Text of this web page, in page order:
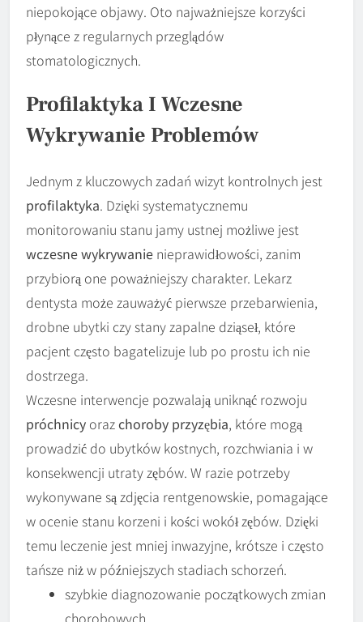
niepokojące objawy. Oto najważniejsze korzyści
płynące z regularnych przeglądów
stomatologicznych.
Profilaktyka I Wczesne
Wykrywanie Problemów
Jednym z kluczowych zadań wizyt kontrolnych jest
profilaktyka. Dzięki systematycznemu
monitorowaniu stanu jamy ustnej możliwe jest
wczesne wykrywanie nieprawidłowości, zanim
przybiorą one poważniejszy charakter. Lekarz
dentysta może zauważyć pierwsze przebarwienia,
drobne ubytki czy stany zapalne dziąseł, które
pacjent często bagatelizuje lub po prostu ich nie
dostrzega.
Wczesne interwencje pozwalają uniknąć rozwoju
próchnicy orazchoroby przyzębia, które mogą
prowadzić do ubytków kostnych, rozchwiania i w
konsekwencji utraty zębów. W razie potrzeby
wykonywane są zdjęcia rentgenowskie, pomagające
w ocenie stanu korzeni i kości wokół zębów. Dzięki
temu leczenie jest mniej inwazyjne, krótsze i często
tańsze niż w późniejszych stadiach schorzeń.
szybkie diagnozowanie początkowych zmian
chorobowych